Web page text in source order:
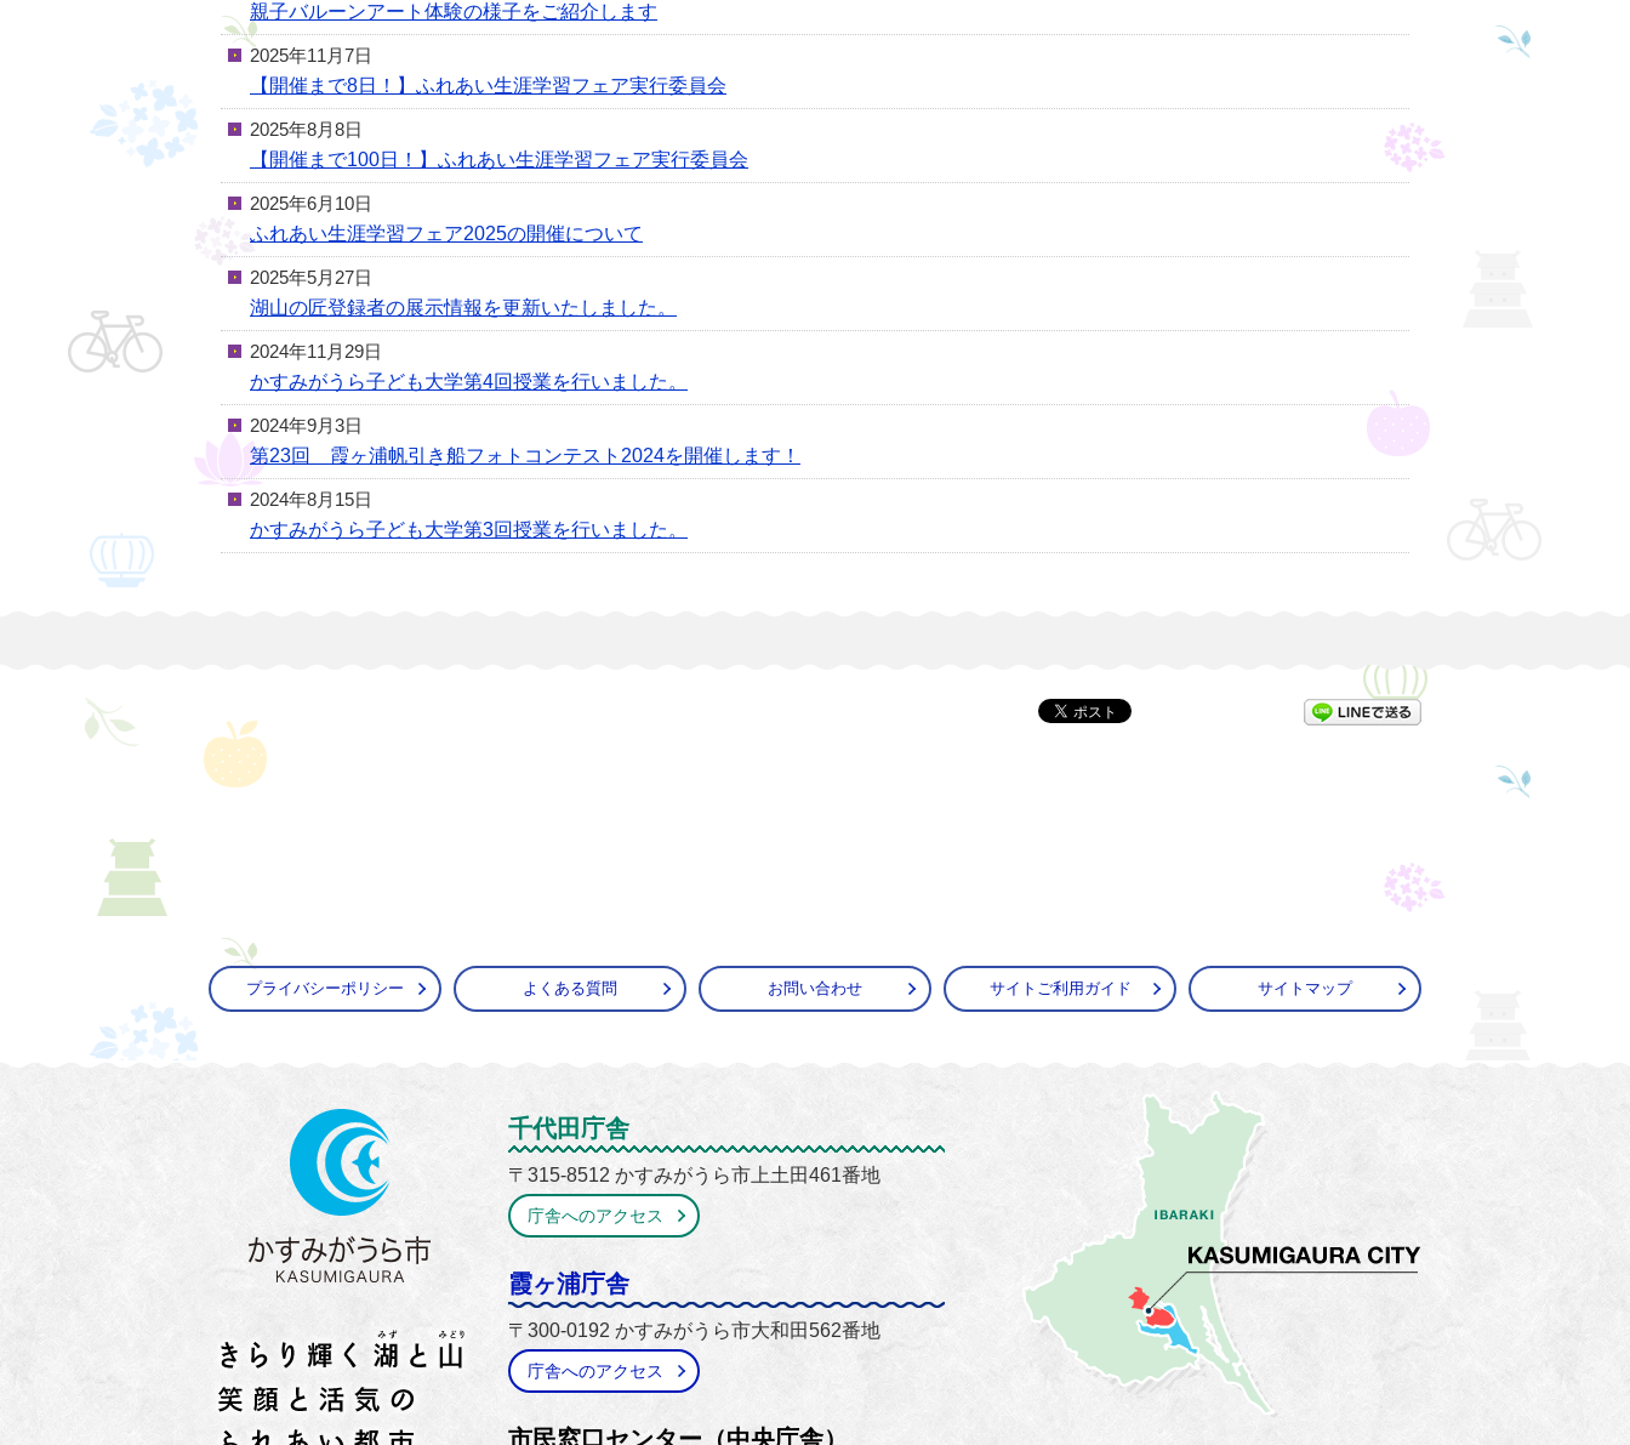
親子バルーンアート体験の様子をご紹介します
2025年11月7日
【開催まで8日！】ふれあい生涯学習フェア実行委員会
2025年8月8日
【開催まで100日！】ふれあい生涯学習フェア実行委員会
2025年6月10日
ふれあい生涯学習フェア2025の開催について
2025年5月27日
湖山の匠登録者の展示情報を更新いたしました。
2024年11月29日
かすみがうら子ども大学第4回授業を行いました。
2024年9月3日
第23回 霞ヶ浦帆引き船フォトコンテスト2024を開催します！
2024年8月15日
かすみがうら子ども大学第3回授業を行いました。
プライバシーポリシー よくある質問 お問い合わせ サイトご利用ガイド サイトマップ
かすみがうら市
千代田庁舎
〒315-8512 かすみがうら市上土田461番地
庁舎へのアクセス
霞ヶ浦庁舎
〒300-0192 かすみがうら市大和田562番地
庁舎へのアクセス
市民窓口センター（中央庁舎）